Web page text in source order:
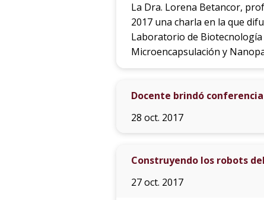
La Dra. Lorena Betancor,
2017 una charla en la que
Laboratorio de Biotecnología
Microencapsulación y
Docente brindó conferencia
28 oct. 2017
Construyendo los robots
27 oct. 2017